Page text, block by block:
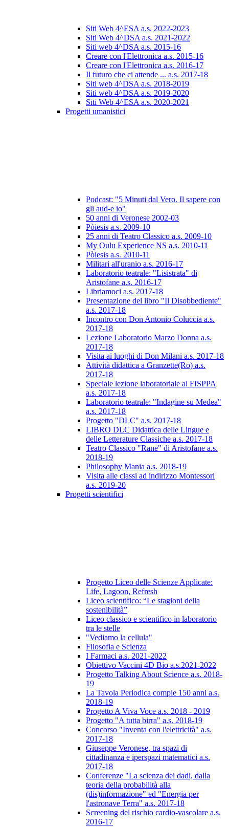
Siti Web 4^ESA a.s. 2022-2023
Siti Web 4^DSA a.s. 2021-2022
Siti web 4^DSA a.s. 2015-16
Creare con l'Elettronica a.s. 2015-16
Creare con l'Elettronica a.s. 2016-17
Il futuro che ci attende ... a.s. 2017-18
Siti web 4^DSA a.s. 2018-2019
Siti web 4^DSA a.s. 2019-2020
Siti Web 4^ESA a.s. 2020-2021
Progetti umanistici
Podcast: "5 Minuti dal Vero. Il sapere con
gli aud-e io"
50 anni di Veronese 2002-03
Pòiesis a.s. 2009-10
25 anni di Teatro Classico a.s. 2009-10
My Oulu Experience NS a.s. 2010-11
Pòiesis a.s. 2010-11
Militari all'uranio a.s. 2016-17
Laboratorio teatrale: "Lisistrata" di
Aristofane a.s. 2016-17
Libriamoci a.s. 2017-18
Presentazione del libro "Il Disobbediente"
a.s. 2017-18
Incontro con Don Antonio Coluccia a.s.
2017-18
Lezione Laboratorio Marzo Donna a.s.
2017-18
Visita ai luoghi di Don Milani a.s. 2017-18
Attività didattica a Granzette(Ro) a.s.
2017-18
Speciale lezione laboratoriale al FISPPA
a.s. 2017-18
Laboratorio teatrale: "Indagine su Medea"
a.s. 2017-18
Progetto "DLC" a.s. 2017-18
LIBRO DLC Didattica delle Lingue e
delle Letterature Classiche a.s. 2017-18
Teatro Classico "Rane" di Aristofane a.s.
2018-19
Philosophy Mania a.s. 2018-19
Visita alle classi ad indirizzo Montessori
a.s. 2019-20
Progetti scientifici
Progetto Liceo delle Scienze Applicate:
Life, Lagoon, Refresh
Liceo scientifico: “Le stagioni della
sostenibilità”
Liceo classico e scientifico in laboratorio
tra le stelle
"Vediamo la cellula"
Filosofia e Scienza
I Farmaci a.s. 2021-2022
Obiettivo Vaccini 4D Bio a.s.2021-2022
Progetto Talking About Science a.s. 2018-
19
La Tavola Periodica compie 150 anni a.s.
2018-19
Progetto A Viva Voce a.s. 2018 - 2019
Progetto "A tutta birra" a.s. 2018-19
Concorso "Inventa con l'elettricità" a.s.
2017-18
Giuseppe Veronese, tra spazi di
cittadinanza e iperspazi matematici a.s.
2017-18
Conferenze "La scienza dei dadi, dalla
teoria della probabilità alla
(dis)informazione" ed "Energia per
l'astronave Terra" a.s. 2017-18
Screening del rischio cardio-vascolare a.s.
2016-17